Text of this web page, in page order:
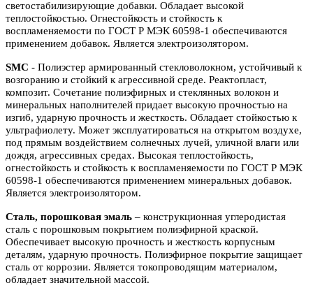
светостабилизирующие добавки. Обладает высокой
теплостойкостью. Огнестойкость и стойкость к
воспламеняемости по ГОСТ Р МЭК 60598-1 обеспечиваются
применением добавок. Является электроизолятором.
SMC - Полиэстер армированный стекловолокном, устойчивый к
возгоранию и стойкий к агрессивной среде. Реактопласт,
композит. Сочетание полиэфирных и стеклянных волокон и
минеральных наполнителей придает высокую прочностью на
изгиб, ударную прочность и жесткость. Обладает стойкостью к
ультрафиолету. Может эксплуатироваться на открытом воздухе,
под прямым воздействием солнечных лучей, уличной влаги или
дождя, агрессивных средах. Высокая теплостойкость,
огнестойкость и стойкость к воспламеняемости по ГОСТ Р МЭК
60598-1 обеспечиваются применением минеральных добавок.
Является электроизолятором.
Сталь, порошковая эмаль – конструкционная углеродистая
сталь с порошковым покрытием полиэфирной краской.
Обеспечивает высокую прочность и жесткость корпусным
деталям, ударную прочность. Полиэфирное покрытие защищает
сталь от коррозии. Является токопроводящим материалом,
обладает значительной массой.